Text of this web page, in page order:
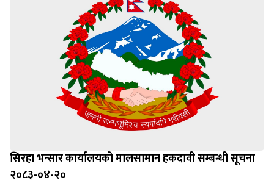
सिरहा भन्सार कार्यालयको मालसामान हकदावी सम्बन्धी सूचना
२०८३-०४-२०